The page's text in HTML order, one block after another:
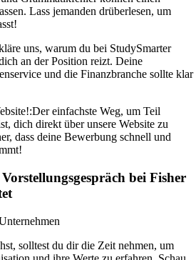
Lass jemanden drüberlesen, um
uns, warum du bei StudySmarter
an der Position reizt. Deine
und die Finanzbranche sollte klar
Der einfachste Weg, um Teil
dich direkt über unsere Website zu
dass deine Bewerbung schnell und
bei Fisher
solltest du dir die Zeit nehmen, um